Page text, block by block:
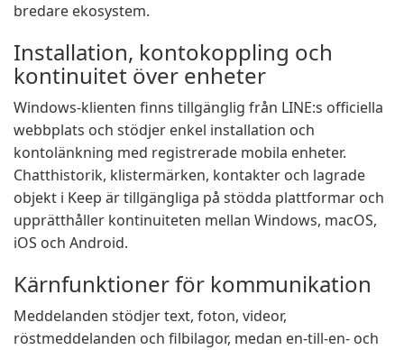
bredare ekosystem.
Installation, kontokoppling och
kontinuitet över enheter
Windows-klienten finns tillgänglig från LINE:s officiella
webbplats och stödjer enkel installation och
kontolänkning med registrerade mobila enheter.
Chatthistorik, klistermärken, kontakter och lagrade
objekt i Keep är tillgängliga på stödda plattformar och
upprätthåller kontinuiteten mellan Windows, macOS,
iOS och Android.
Kärnfunktioner för kommunikation
Meddelanden stödjer text, foton, videor,
röstmeddelanden och filbilagor, medan en-till-en- och